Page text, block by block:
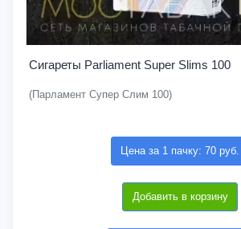
Сигареты Parliament Super Slims 100
(Парламент Супер Слим 100)
Цена за 1 пачку: 70 руб.
Добавить в корзину